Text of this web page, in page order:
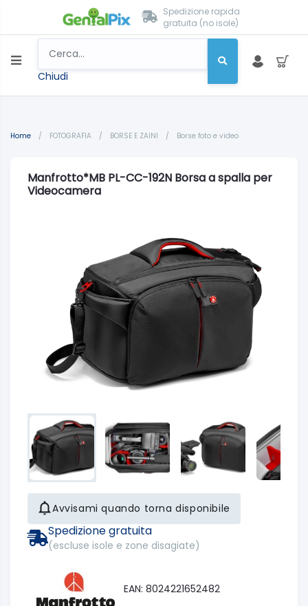
Spedizione rapida
gratuita (no isole)
Chiudi
Home / FOTOGRAFIA / BORSE E ZAINI / Borse foto e video
Manfrotto*MB PL-CC-192N Borsa a spalla per
Videocamera
Avvisami quando torna disponibile
Spedizione gratuita
(escluse isole e zone disagiate)
EAN: 8024221652482